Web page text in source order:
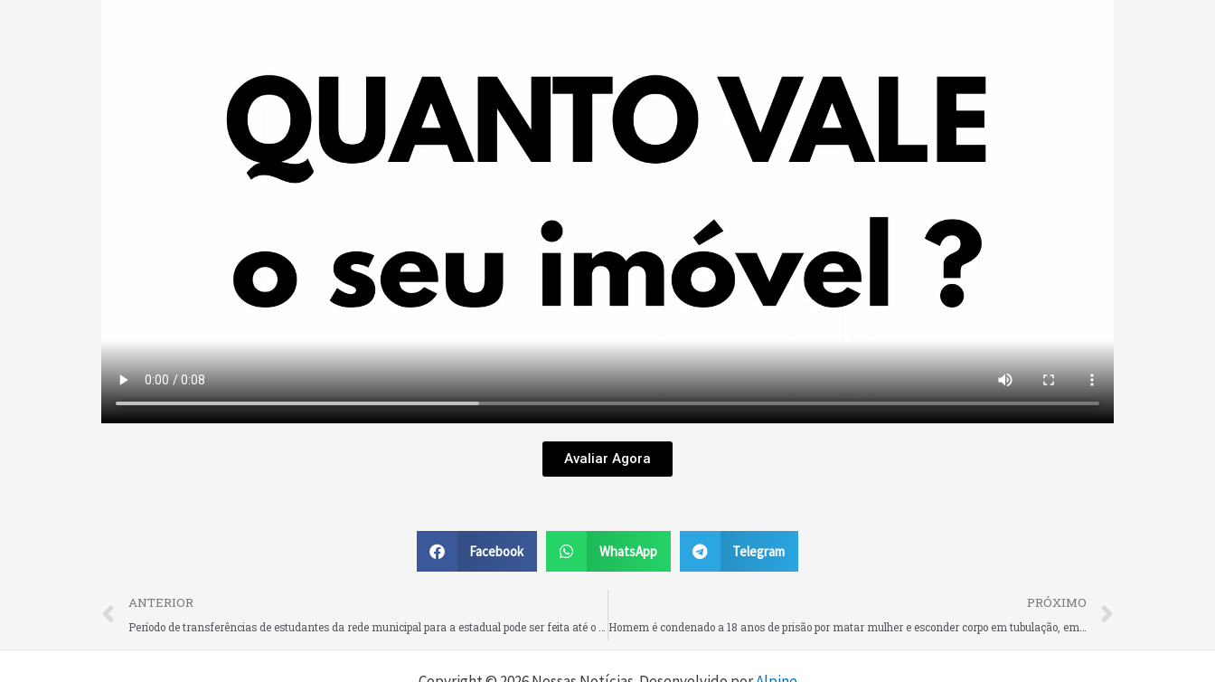
Avaliar Agora
Facebook WhatsApp Telegram
Prev
ANTERIOR
Período de transferências de estudantes da rede municipal para a estadual pode ser feita até o dia 10 de novembro
PRÓXIMO
Homem é condenado a 18 anos de prisão por matar mulher e esconder corpo em tubulação, em Caçador